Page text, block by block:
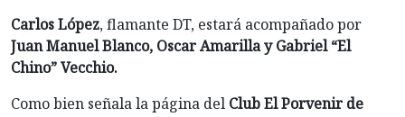
Carlos López, flamante DT, estará acompañado por
Juan Manuel Blanco, Oscar Amarilla y Gabriel “El
Chino” Vecchio.
Como bien señala la página del Club El Porvenir de